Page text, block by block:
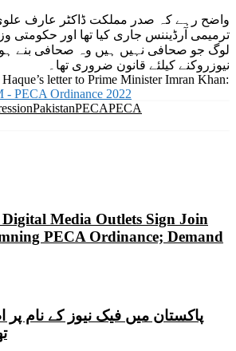
واضح رہے کہ صدر مملکت ڈاکٹر عارف علوی
ترمیمی آرڈیننس جاری کیا تھا اور حکومتی
لوگ جو صحافی نہیں ہیں وہ صحافی بنے
نیوزروکنے کیلئے قانون ضروری تھا۔
letter to Prime Minister Imran Khan:
- PECA Ordinance 2022
PakistanPECAPECA
Media Outlets Sign Join
PECA Ordinance; Demand
پاکستان میں فیک نیوز کے نام